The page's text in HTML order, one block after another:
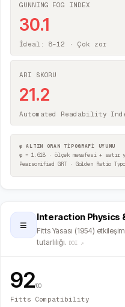
GUNNING FOG INDEX
30.1
İdeal: 8–12 · Çok zor
ARI SKORU
21.2
Automated Readability
φ ALTIN ORAN TİPOGRAFİ UYUMU
φ = 1.618 · ölçek mesafesi +
Pearsonified GRT · Golden Ratio
≡
Interaction Physics
Fitts Yasası (1954)
tutarlılığı. DOI ↗
92/100
Fitts Compatibility